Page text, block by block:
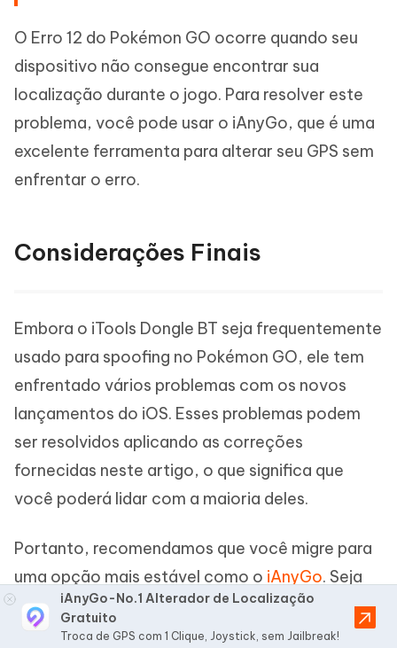
O Erro 12 do Pokémon GO ocorre quando seu
dispositivo não consegue encontrar sua
localização durante o jogo. Para resolver este
problema, você pode usar o iAnyGo, que é uma
excelente ferramenta para alterar seu GPS sem
enfrentar o erro.
Considerações Finais
Embora o iTools Dongle BT seja frequentemente
usado para spoofing no Pokémon GO, ele tem
enfrentado vários problemas com os novos
lançamentos do iOS. Esses problemas podem
ser resolvidos aplicando as correções
fornecidas neste artigo, o que significa que
você poderá lidar com a maioria deles.
Portanto, recomendamos que você migre para
uma opção mais estável como o iAnyGo. Seja
em termos de confiabilidade, preço ou qualquer
outro recurso, o iAnyGo é a melhor opção.
iAnyGo-No.1 Alterador de Localização
Gratuito
Troca de GPS com 1 Clique, Joystick, sem Jailbreak!